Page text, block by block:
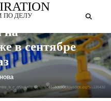
ПО ДЕЛУ
на
в сентябре